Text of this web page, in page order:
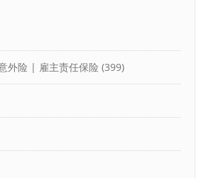
外险 | 雇主责任保险 (399)